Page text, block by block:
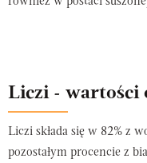
Liczi - wartości
Liczi składa się w 82% z
pozostałym procencie z